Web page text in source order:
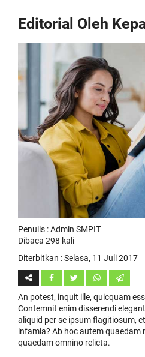
Editorial Oleh
Penulis : Admin SMPIT
Dibaca 298 kali
Diterbitkan :Selasa, 11 Juli 2017
An potest, inquit ille, quicquam
Contemnit enim disserendi
aliquid per se ipsum flagitiosum,
infamia? Ab hoc autem quaedam
quaedam omnino relicta.